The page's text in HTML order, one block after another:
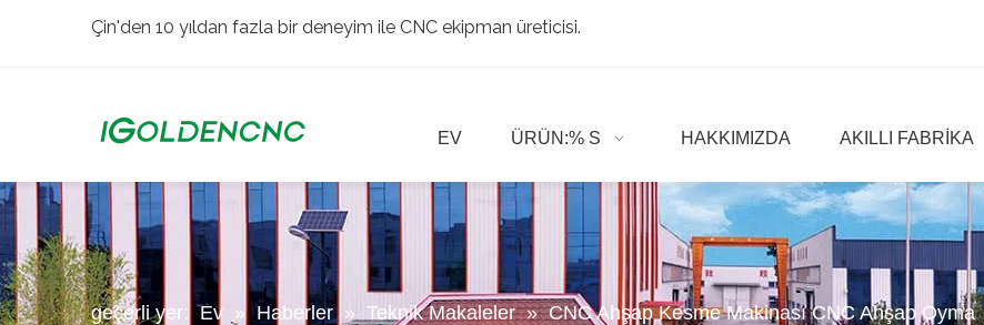
Çin'den 10 yıldan fazla bir deneyim ile CNC ekipman üreticisi.
EV ÜRÜN:% S HAKKIMIZDA AKILLI FABRIKA
geçerli yer: Ev » Haberler » Teknik Makaleler » CNC Ahşap Kesme Makinası CNC Ahşap Oyma